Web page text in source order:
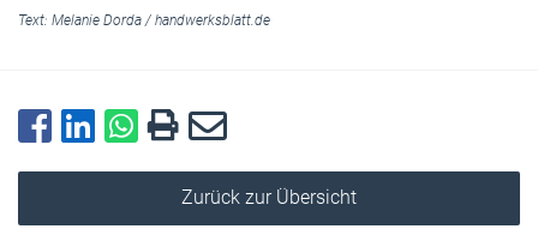
Text: Melanie Dorda / handwerksblatt.de
Zurück zur Übersicht